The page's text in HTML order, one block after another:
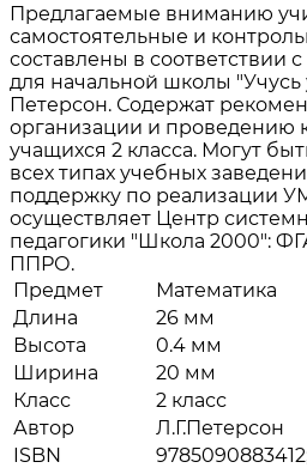
Предлагаемые вниманию
самостоятельные и
составлены в соответствии
для начальной школы "Учусь
Петерсон. Содержат
организации и проведению
учащихся 2 класса. Могут
всех типах учебных
поддержку по реализации
осуществляет Центр
педагогики "Школа 2000":
ППРО.
Предмет
Математика
Длина
26 мм
Высота
0.4 мм
Ширина
20 мм
Класс
2 класс
Автор
Л.Г.Петерсон
ISBN